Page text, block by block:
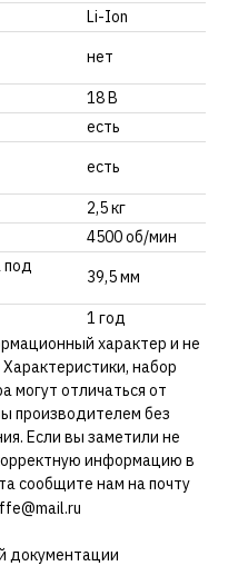
Li-Ion
нет
18 В
есть
есть
2,5 кг
4500 об/мин
под
39,5 мм
1 год
характер и не
набор
могут отличаться от
производителем без
Если вы заметили не
информацию в
сообщите нам на почту
документации